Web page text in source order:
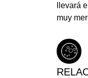
llevará
muy